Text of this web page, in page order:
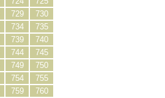
729
730
734
735
739
740
744
745
749
750
754
755
759 760